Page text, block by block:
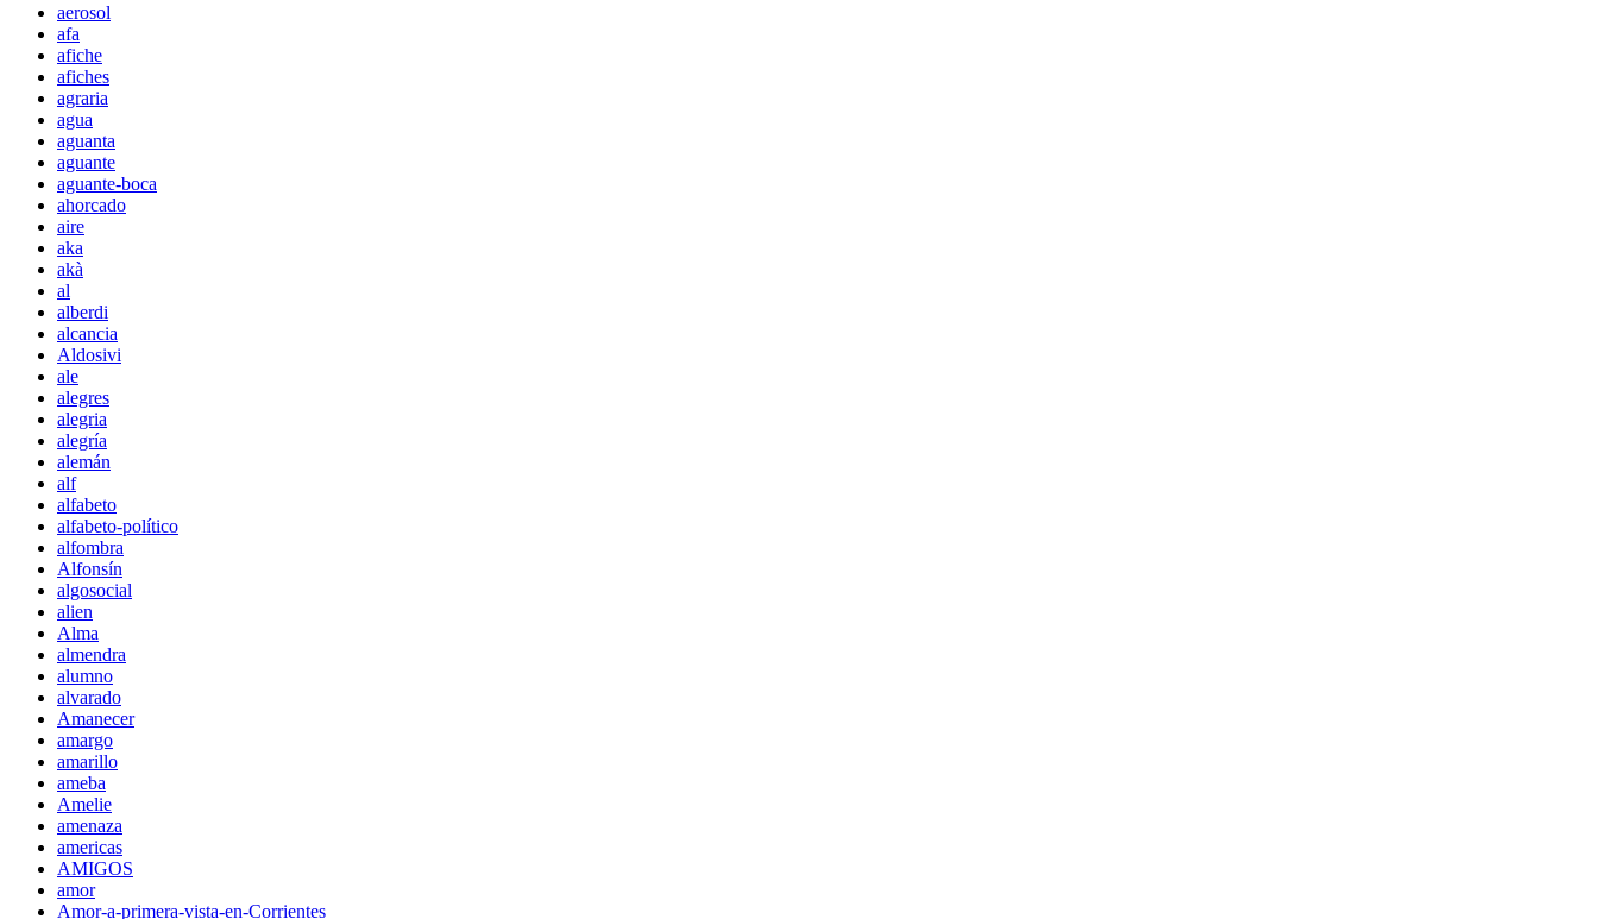
aerosol
afa
afiche
afiches
agraria
agua
aguanta
aguante
aguante-boca
ahorcado
aire
aka
akà
al
alberdi
alcancia
Aldosivi
ale
alegres
alegria
alegría
alemán
alf
alfabeto
alfabeto-político
alfombra
Alfonsín
algosocial
alien
Alma
almendra
alumno
alvarado
Amanecer
amargo
amarillo
ameba
Amelie
amenaza
americas
AMIGOS
amor
Amor-a-primera-vista-en-Corrientes